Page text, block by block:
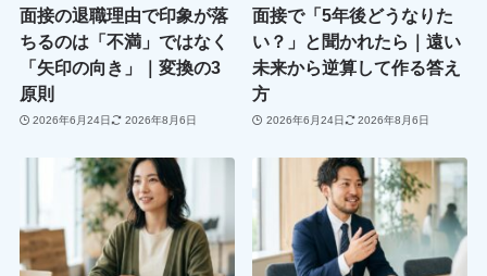
面接の退職理由で印象が落
ちるのは「不満」ではなく
「矢印の向き」｜変換の3
原則
2026年6月24日 2026年8月6日
面接で「5年後どうなりた
い？」と聞かれたら｜遠い
未来から逆算して作る答え
方
2026年6月24日 2026年8月6日